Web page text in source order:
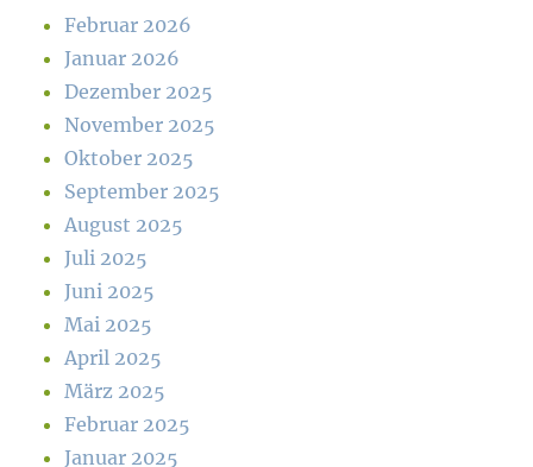
Februar 2026
Januar 2026
Dezember 2025
November 2025
Oktober 2025
September 2025
August 2025
Juli 2025
Juni 2025
Mai 2025
April 2025
März 2025
Februar 2025
Januar 2025